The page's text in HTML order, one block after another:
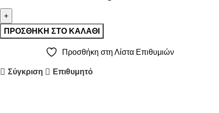
ΠΡΟΣΘΉΚΗ ΣΤΟ ΚΑΛΆΘΙ
Προσθήκη στη Λίστα Επιθυμιών
Σύγκριση Επιθυμητό